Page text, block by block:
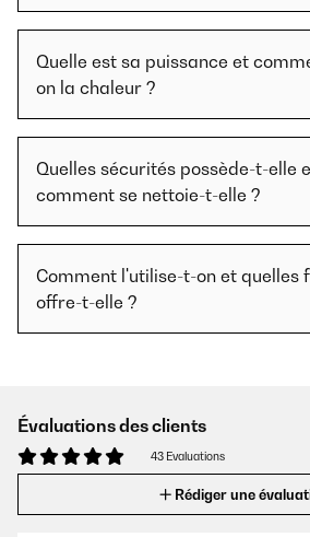
Quelle est sa puissance et
on la chaleur ?
Quelles sécurités possède-t-elle
comment se nettoie-t-elle ?
Comment l'utilise-t-on et quelles
offre-t-elle ?
Évaluations des clients
43 Evaluations
Rédiger une